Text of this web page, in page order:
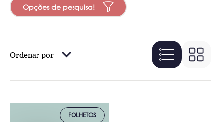
Opções de pesquisa!
Ordenar por
FOLHETOS